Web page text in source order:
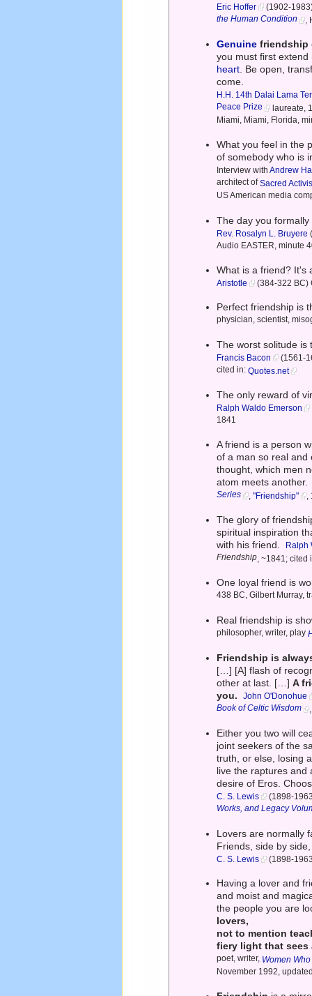
Eric Hoffer (1902-
the Human Condition ,
Genuine friendship
you must first
heart . Be open,
come.
H.H. 14th Dalai Lama
Peace Prize laureate,
Miami, Miami, Florida,
What you feel in the
of somebody who is
Interview withAndrew
architect ofSacred
US American media
The day you
Rev. Rosalyn L. Bruyere
Audio EASTER, minute
What is a friend? It's
Aristotle (384-322 BC)
Perfect friendship is
physician, scientist,
The worst solitude is
Francis Bacon (1561-
cited in:Quotes.net
The only reward of
Ralph Waldo Emerson
1841
A friend is a person
of a man so real and
thought, which men
atom meets another.
Series
,"Friendship" ,
The glory of
spiritual inspiration
with his friend.
Ralph
Friendship, ~1841; cited
One loyal friend is
438 BC, Gilbert Murray,
Real friendship is
philosopher, writer, play
Friendship is
[…] [A] flash of
other at last. […]A
you.
John O'Donohue
Book of Celtic Wisdom
Either you two will
joint seekers of the
truth, or else, losing
live the raptures and
desire of Eros.
C. S. Lewis (1898-
Works, and Legacy
Lovers are normally
Friends, side by
C. S. Lewis (1898-
Having a lover and
and moist and
the people you are
lovers,
not to mention
fiery light that sees
poet, writer, Women
November 1992,